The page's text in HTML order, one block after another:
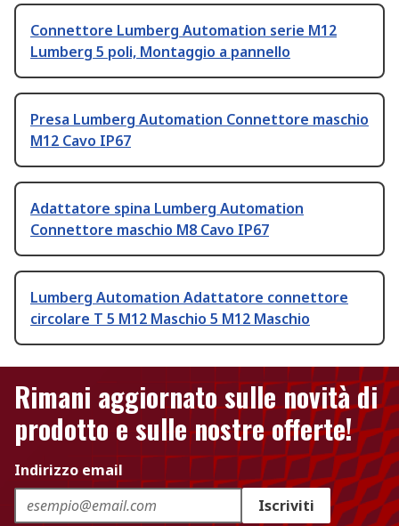
Connettore Lumberg Automation serie M12
Lumberg 5 poli, Montaggio a pannello
Presa Lumberg Automation Connettore maschio
M12 Cavo IP67
Adattatore spina Lumberg Automation
Connettore maschio M8 Cavo IP67
Lumberg Automation Adattatore connettore
circolare T 5 M12 Maschio 5 M12 Maschio
Rimani aggiornato sulle novità di
prodotto e sulle nostre offerte!
Indirizzo email
Iscriviti